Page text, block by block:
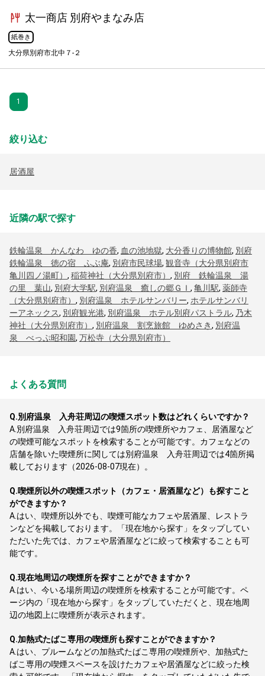
太一商店 別府やまなみ店
紙巻き
大分県別府市北中７-２
1
絞り込む
居酒屋
近隣の駅で探す
鉄輪温泉 かんなわ ゆの香, 血の池地獄, 大分香りの博物館, 別府
鉄輪温泉 徳の宿 ふぶ庵, 別府市民球場, 観音寺（大分県別府市
亀川四ノ湯町） , 稲荷神社（大分県別府市） , 別府 鉄輪温泉 湯
の里 葉山, 別府大学駅, 別府温泉 癒しの郷ＧＩ , 亀川駅, 薬師寺
（大分県別府市） , 別府温泉 ホテルサンバリー, ホテルサンバリ
ーアネックス, 別府観光港, 別府温泉 ホテル別府パストラル, 乃木
神社（大分県別府市） , 別府温泉 割烹旅館 ゆめさき, 別府温
泉 べっぷ昭和園, 万松寺（大分県別府市）
よくある質問
Q.別府温泉 入舟荘周辺の喫煙スポット数はどれくらいですか？
A. 別府温泉 入舟荘周辺では9箇所の喫煙所やカフェ、居酒屋など
の喫煙可能なスポットを検索することが可能です。カフェなどの
店舗を除いた喫煙所に関しては別府温泉 入舟荘周辺では4箇所掲
載しております（2026-08-07現在）。
Q.喫煙所以外の喫煙スポット（カフェ・居酒屋など）も探すこと
ができますか？
A. はい、喫煙所以外でも、喫煙可能なカフェや居酒屋、レストラ
ンなどを掲載しております。「現在地から探す」をタップしてい
ただいた先では、カフェや居酒屋などに絞って検索することも可
能です。
Q.現在地周辺の喫煙所を探すことができますか？
A. はい、今いる場所周辺の喫煙所を検索することが可能です。ペ
ージ内の「現在地から探す」をタップしていただくと、現在地周
辺の地図上に喫煙所が表示されます。
Q.加熱式たばこ専用の喫煙所も探すことができますか？
A. はい、プルームなどの加熱式たばこ専用の喫煙所や、加熱式た
ばこ専用の喫煙スペースを設けたカフェや居酒屋などに絞った検